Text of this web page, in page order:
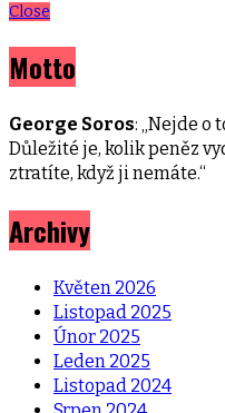
Close
Motto
George Soros: „Nejde o
Důležité je, kolik peněz
ztratíte, když ji nemáte.“
Archivy
Květen 2026
Listopad 2025
Únor 2025
Leden 2025
Listopad 2024